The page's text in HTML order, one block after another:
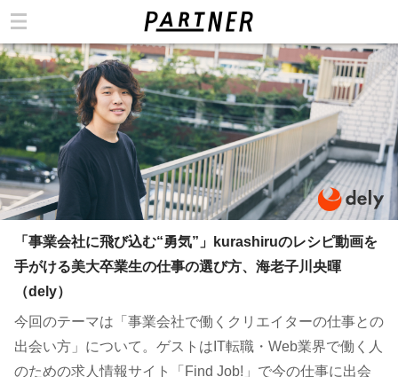
「事業会社に飛び込む“勇気”」kurashiruのレシピ動画を
手がける美大卒業生の仕事の選び方、海老子川央暉
（dely）
今回のテーマは「事業会社で働くクリエイターの仕事との
出会い方」について。ゲストはIT転職・Web業界で働く人
のための求人情報サイト「Find Job!」で今の仕事に出会
カテゴリ